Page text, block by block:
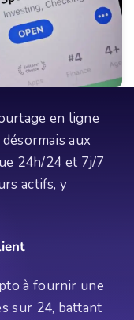
en ligne
aux
24h/24 et 7j/7
actifs, y
à fournir une
sur 24, battant